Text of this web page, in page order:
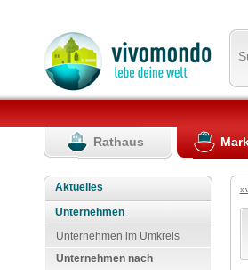
Rathaus
Aktuelles
Unternehmen
Unternehmen im Umkreis
Unternehmen nach